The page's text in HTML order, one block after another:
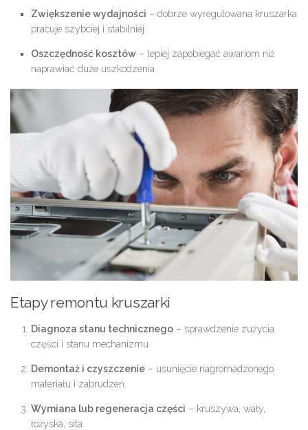
Zwiększenie wydajności – dobrze wyregulowana kruszarka
pracuje szybciej i stabilniej.
Oszczędność kosztów – lepiej zapobiegać awariom niż
naprawiać duże uszkodzenia.
Etapy remontu kruszarki
Diagnoza stanu technicznego – sprawdzenie zużycia
części i stanu mechanizmu.
Demontaż i czyszczenie – usunięcie nagromadzonego
materiału i zabrudzeń.
Wymiana lub regeneracja części – kruszywa, wały,
łożyska, sita.